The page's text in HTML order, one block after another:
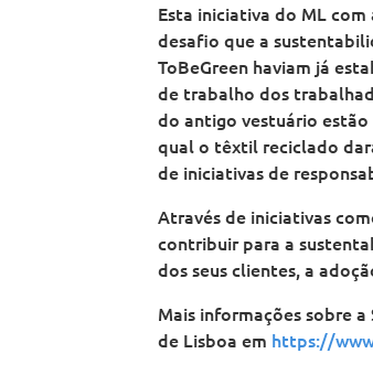
Esta iniciativa do ML com
desafio que a
ToBeGreen haviam já
de trabalho dos
do antigo vestuário
qual o têxtil reciclado
de iniciativas de
Através de iniciativas
contribuir para a
dos seus clientes, a
Mais informações sobre
de Lisboa em https://